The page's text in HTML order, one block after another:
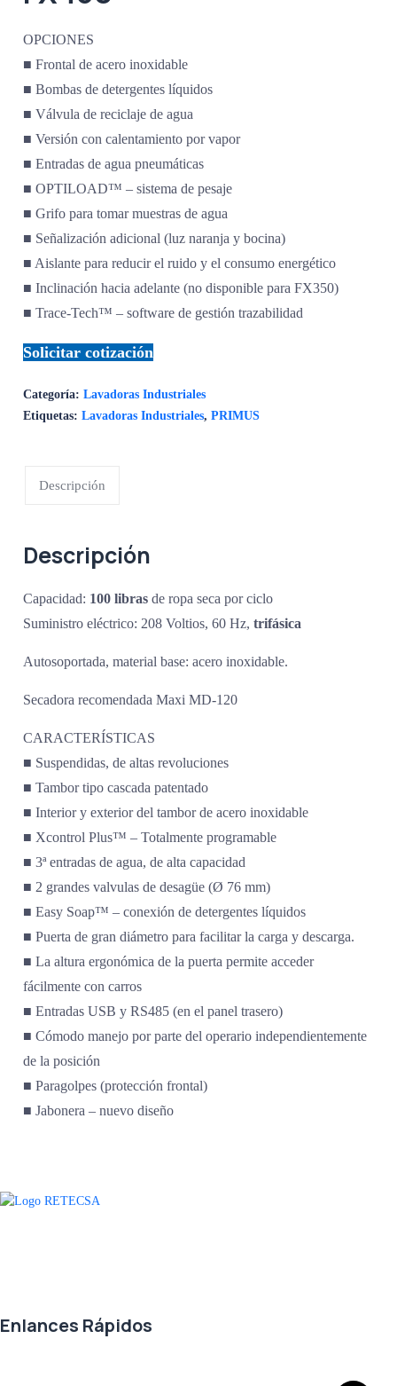
OPCIONES
■ Frontal de acero inoxidable
■ Bombas de detergentes líquidos
■ Válvula de reciclaje de agua
■ Versión con calentamiento por vapor
■ Entradas de agua pneumáticas
■ OPTILOAD™ – sistema de pesaje
■ Grifo para tomar muestras de agua
■ Señalización adicional (luz naranja y bocina)
■ Aislante para reducir el ruido y el consumo energético
■ Inclinación hacia adelante (no disponible para FX350)
■ Trace-Tech™ – software de gestión trazabilidad
Solicitar cotización
Categoría:Lavadoras Industriales
Etiquetas:Lavadoras Industriales,PRIMUS
Descripción
Descripción
Capacidad: 100 librasde ropa seca por ciclo
Suministro eléctrico: 208 Voltios, 60 Hz,trifásica
Autosoportada, material base: acero inoxidable.
Secadora recomendada Maxi MD-120
CARACTERÍSTICAS
■ Suspendidas, de altas revoluciones
■ Tambor tipo cascada patentado
■ Interior y exterior del tambor de acero inoxidable
■ Xcontrol Plus™ – Totalmente programable
■ 3ª entradas de agua, de alta capacidad
■ 2 grandes valvulas de desagüe (Ø 76 mm)
■ Easy Soap™ – conexión de detergentes líquidos
■ Puerta de gran diámetro para facilitar la carga y descarga.
■ La altura ergonómica de la puerta permite acceder
fácilmente con carros
■ Entradas USB y RS485 (en el panel trasero)
■ Cómodo manejo por parte del operario independientemente
de la posición
■ Paragolpes (protección frontal)
■ Jabonera – nuevo diseño
Enlances Rápidos